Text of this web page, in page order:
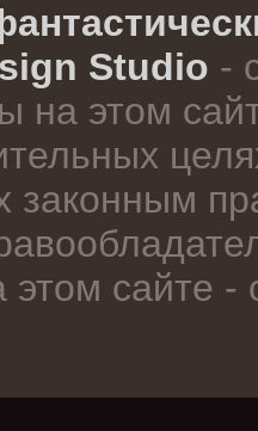
Studio -
на этом
законным
этом сайте